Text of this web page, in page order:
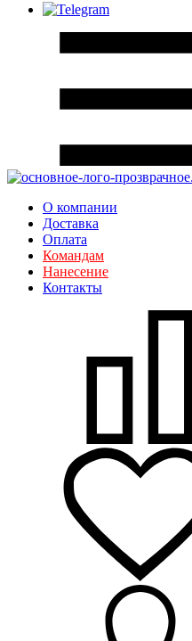
О компании
Доставка
Оплата
Командам
Нанесение
Контакты